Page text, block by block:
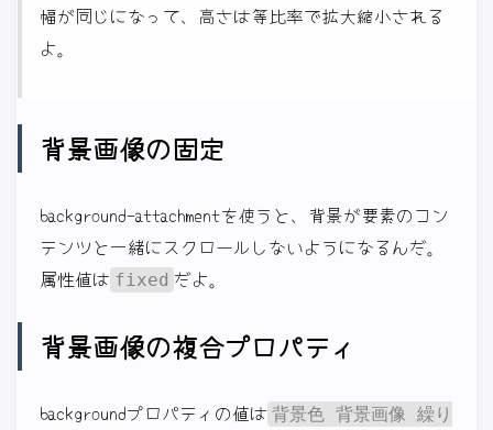
幅が同じになって、高さは等比率で拡大縮小される
よ。
背景画像の固定
background-attachmentを使うと、背景が要素のコン
テンツと一緒にスクロールしないようになるんだ。
属性値は fixed だよ。
背景画像の複合プロパティ
backgroundプロパティの値は 背景色 背景画像 繰り